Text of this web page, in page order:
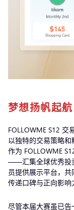
梦想扬帆起
FOLLOWME S12
以独特的交易策略
作为 FOLLOWME
——汇集全球优秀投
员提供展示平台，共
传递口碑与正向影响
尽管本届大赛虽已